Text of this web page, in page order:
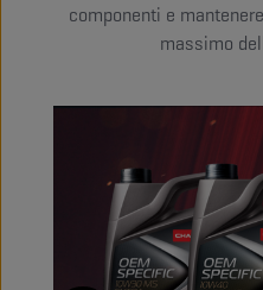
componenti e
massimo